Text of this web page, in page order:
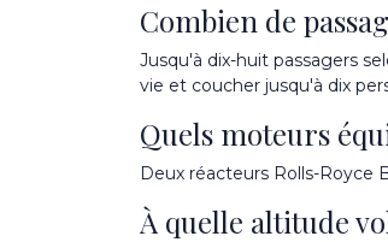
Combien de
Jusqu'à dix-huit passagers
vie et coucher jusqu'à dix
Quels moteurs
Deux réacteurs Rolls-Royce
À quelle altitude